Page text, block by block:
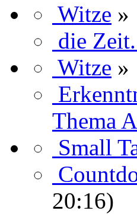
Witze »
die
Witze »
Thema
Small
20:16)